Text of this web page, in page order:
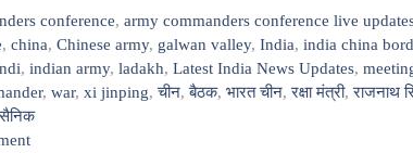
conference,army commanders conference live
, china, Chinese army, galwan valley, India, india china
, indian army, ladakh, Latest India News Updates,
, war, xi jinping,चीन,बैठक, भारत चीन,रक्षा मंत्री,राजनाथ
सैनिक